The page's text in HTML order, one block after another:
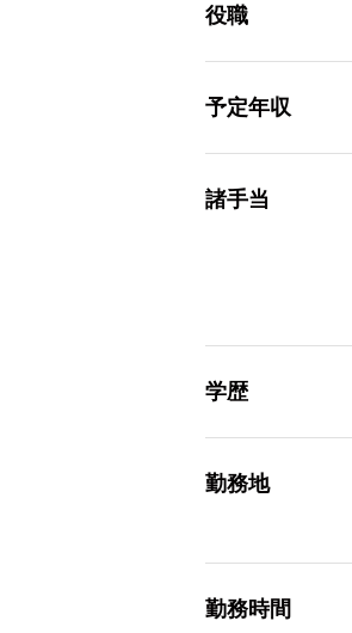
役職
予定年収
諸手当
学歴
勤務地
勤務時間